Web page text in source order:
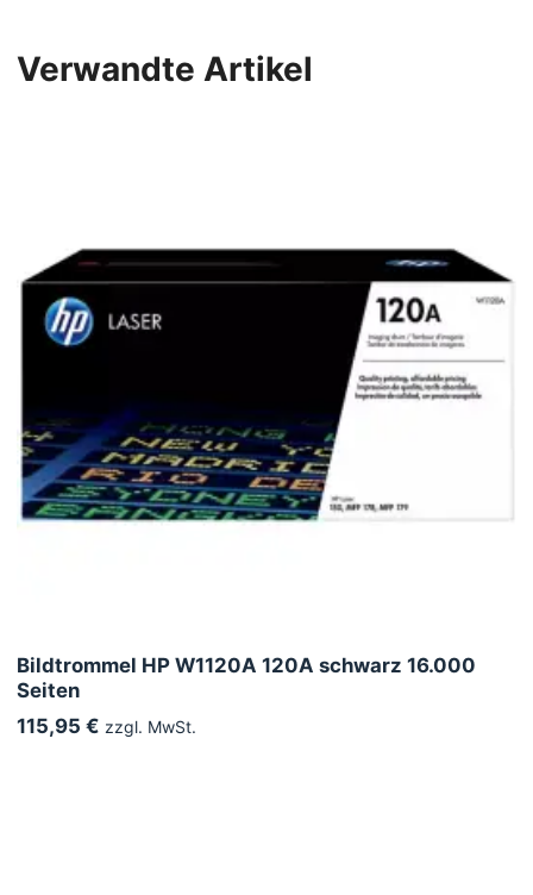
Verwandte Artikel
Bildtrommel HP W1120A 120A schwarz 16.000
Seiten
115,95 € zzgl. MwSt.